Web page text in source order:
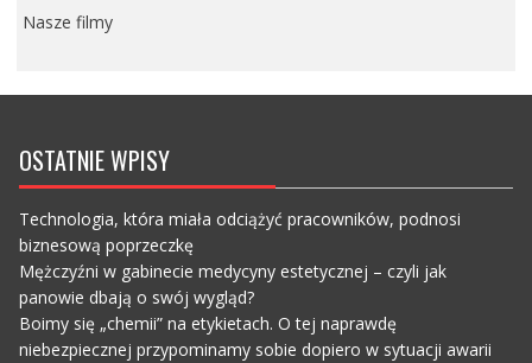
Nasze filmy
OSTATNIE WPISY
Technologia, która miała odciążyć pracowników, podnosi
biznesową poprzeczkę
Mężczyźni w gabinecie medycyny estetycznej – czyli jak
panowie dbają o swój wygląd?
Boimy się „chemii” na etykietach. O tej naprawdę
niebezpiecznej przypominamy sobie dopiero w sytuacji awarii